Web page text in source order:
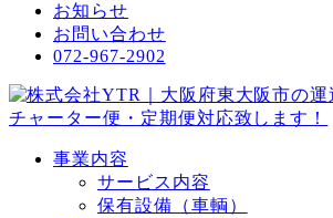
お知らせ
お問い合わせ
072-967-2902
事業内容
サービス内容
保有設備（車輌）